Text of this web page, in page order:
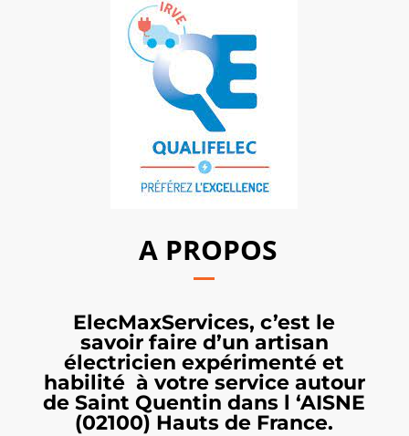
A PROPOS
ElecMaxServices, c’est le
savoir faire d’un artisan
électricien expérimenté et
habilité à votre service autour
de Saint Quentin dans l ‘AISNE
(02100) Hauts de France.